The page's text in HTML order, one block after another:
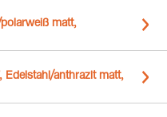
matt,
Edelstahl/anthrazit matt,